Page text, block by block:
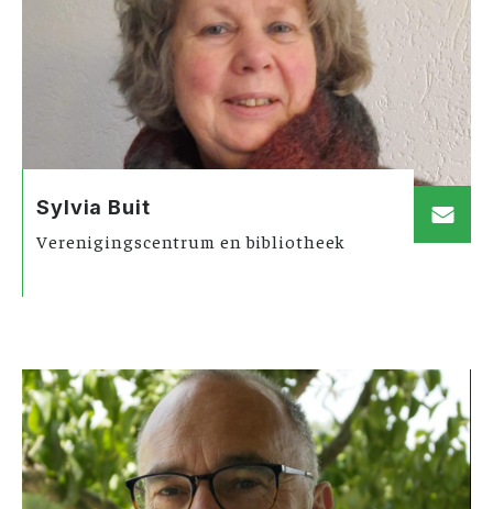
Sylvia Buit
Verenigingscentrum en bibliotheek